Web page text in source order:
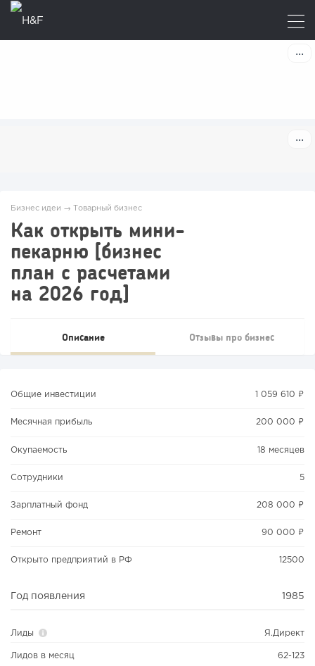
Бизнес идеи → Товарный бизнес
Как открыть мини-
пекарню [бизнес
план с расчетами
на 2026 год]
Описание Отзывы про бизнес
Общие инвестиции 1 059 610 ₽
Месячная прибыль 200 000 ₽
Окупаемость 18 месяцев
Сотрудники 5
Зарплатный фонд 208 000 ₽
Ремонт 90 000 ₽
Открыто предприятий в РФ 12500
Год появления 1985
Лиды Я.Директ
Лидов в месяц 62-123